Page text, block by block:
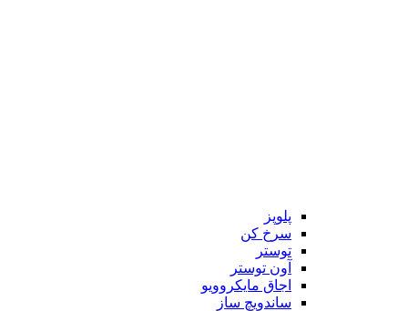
پلوپز
سرخ کن
توستر
آون توستر
اجاق مایکروویو
ساندویچ ساز